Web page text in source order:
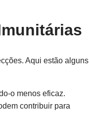
Aqui estão alguns
o menos eficaz.
contribuir para